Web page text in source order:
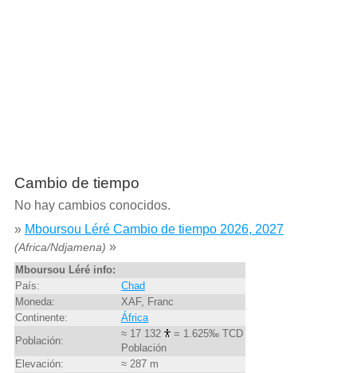
Cambio de tiempo
No hay cambios conocidos.
» Mboursou Léré Cambio de tiempo 2026, 2027
(Africa/Ndjamena) »
Mboursou Léré info:
País:
Chad
Moneda:
XAF, Franc
Continente:
África
Población:
≈ 17 132
= 1.625‰ TCD
Población
Elevación:
≈ 287 m